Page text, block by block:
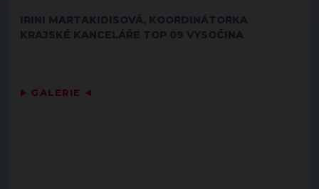
IRINI MARTAKIDISOVÁ, KOORDINÁTORKA
KRAJSKÉ KANCELÁŘE TOP 09 VYSOČINA
▶ GALERIE ◀